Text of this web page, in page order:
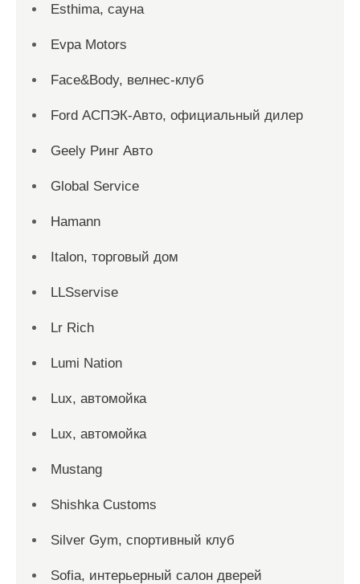
Esthima, сауна
Evpa Motors
Face&Body, велнес-клуб
Ford АСПЭК-Авто, официальный дилер
Geely Ринг Авто
Global Service
Hamann
Italon, торговый дом
LLSservise
Lr Rich
Lumi Nation
Lux, автомойка
Lux, автомойка
Mustang
Shishka Customs
Silver Gym, спортивный клуб
Sofia, интерьерный салон дверей